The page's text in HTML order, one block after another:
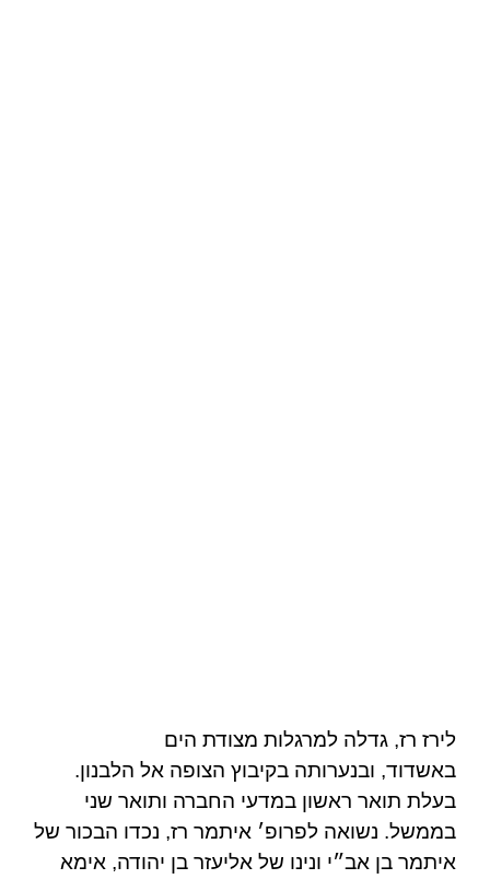
לירז רז, גדלה למרגלות מצודת הים
באשדוד, ובנערותה בקיבוץ הצופה אל הלבנון.
בעלת תואר ראשון במדעי החברה ותואר שני
בממשל. נשואה לפרופ׳ איתמר רז, נכדו הבכור של
איתמר בן אב״י ונינו של אליעזר בן יהודה, אימא